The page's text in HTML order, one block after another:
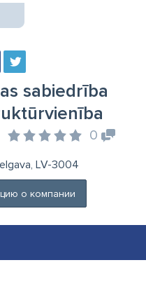
sabiedrība
0
LV-3004
о компании